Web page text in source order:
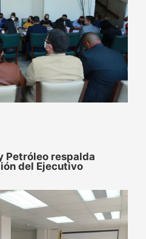
Petróleo respalda
del Ejecutivo